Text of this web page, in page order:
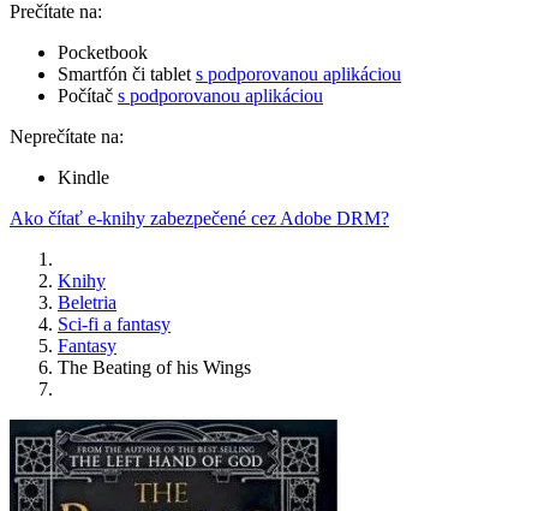
Prečítate na:
Pocketbook
Smartfón či tablet s podporovanou aplikáciou
Počítač s podporovanou aplikáciou
Neprečítate na:
Kindle
Ako čítať e-knihy zabezpečené cez Adobe DRM?
Knihy
Beletria
Sci-fi a fantasy
Fantasy
The Beating of his Wings